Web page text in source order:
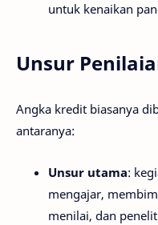
untuk kenaikan
Unsur
Angka kredit biasanya
antaranya:
Unsur utama:
mengajar,
menilai, dan